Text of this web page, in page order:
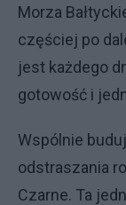
Morza
częściej po
jest każdego
gotowość i
Wspólnie
odstraszania
Czarne. Ta